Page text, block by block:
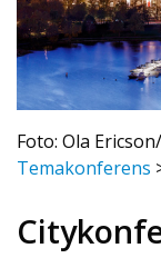
Foto: Ola
Temakonferens